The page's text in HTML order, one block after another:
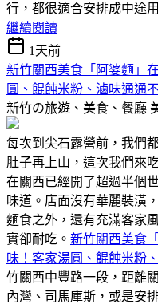
行，都很適合安排成中途
繼續閱讀
1天前
新竹關西美食「阿婆麵」
圓、餛飩米粉、滷味通通
新竹の旅遊、美食、餐廳
每次到尖石露營前，我們
肚子再上山，這次我們來
在關西已經開了超過半個
味道。店面沒有華麗裝潢
麵食之外，還有充滿客家
實卻耐吃。 新竹關西美食
味！客家湯圓、餛飩米粉
竹關西中豐路一段，距離
內灣、司馬庫斯，或是安